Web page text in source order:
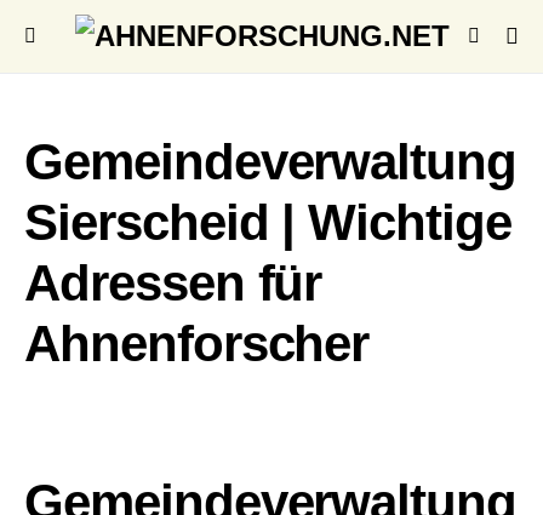
Gemeindeverwaltung
Sierscheid | Wichtige
Adressen für
Ahnenforscher
Gemeindeverwaltung